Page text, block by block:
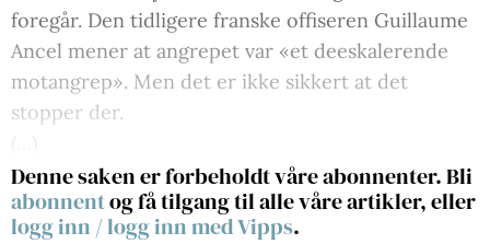
foregår. Den tidligere franske offiseren Guillaume
Ancel mener at angrepet var «et deeskalerende
motangrep». Men det er ikke sikkert at det
stopper der.
Denne saken er forbeholdt våre abonnenter. Bli
abonnentog få tilgang til alle våre artikler, eller
logg inn /logg inn med Vipps.